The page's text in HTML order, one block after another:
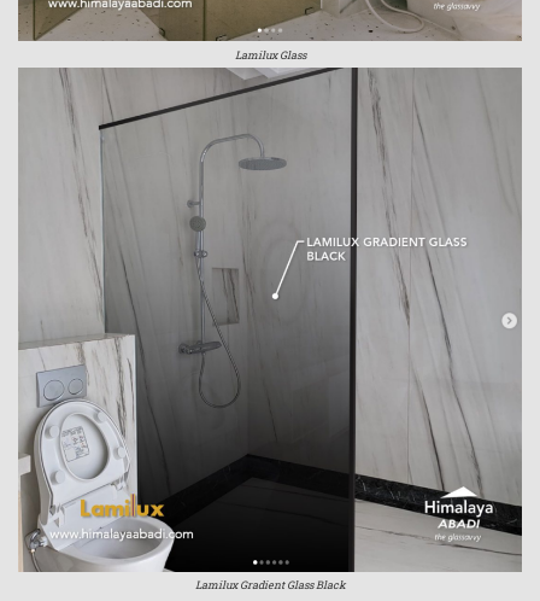
Lamilux Glass
Lamilux Gradient Glass Black